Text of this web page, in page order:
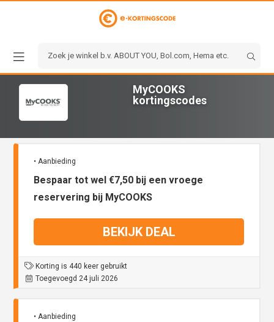
MyCOOKS
kortingscodes
• Aanbieding
Bespaar tot wel €7,50 bij een vroege
reservering bij MyCOOKS
BEKIJK DEAL
Korting is 440 keer gebruikt
Toegevoegd 24 juli 2026
• Aanbieding